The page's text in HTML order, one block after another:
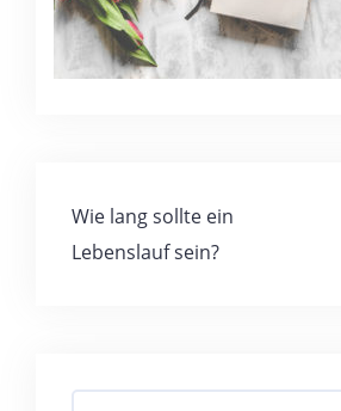
Wie lang sollte ein
Lebenslauf sein?